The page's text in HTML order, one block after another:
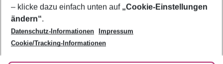
AGB
Bestpreisgarantie
Cookie-Einstellungen ändern
Cookie-Richtlinie
Agenturbetreuung
Barrierefreies Reisen
Folge uns
– klicke dazu einfach unten auf „Cookie-Einstellungen
ändern“.
Datenschutz-Informationen
Impressum
Cookie/Tracking-Informationen